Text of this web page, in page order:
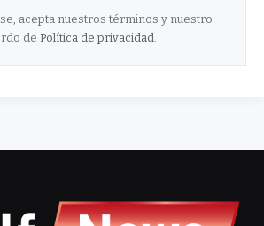
acepta nuestros términos y nuestro
de Política de privacidad.